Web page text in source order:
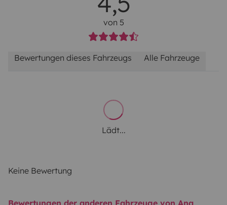
von 5
Bewertungen dieses Fahrzeugs Alle Fahrzeuge
Lädt...
Keine Bewertung